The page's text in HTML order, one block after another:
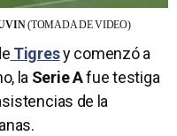
(TOMADA DE VIDEO)
Tigresy comenzó a
la Serie Afue testiga
de la